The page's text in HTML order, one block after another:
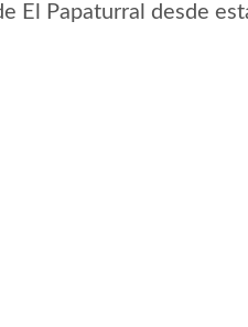
El Papaturral desde